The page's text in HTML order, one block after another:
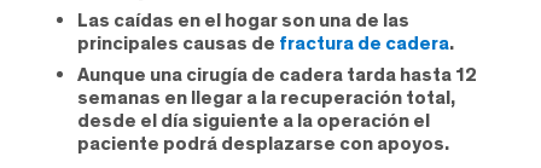
Las caídas en el hogar son una de las
principales causas de fractura de cadera.
Aunque una cirugía de cadera tarda hasta 12
semanas en llegar a la recuperación total,
desde el día siguiente a la operación el
paciente podrá desplazarse con apoyos.